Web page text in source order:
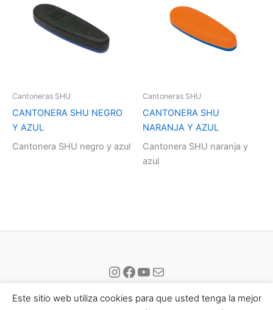
Cantoneras SHU
CANTONERA SHU NEGRO
Y AZUL
Cantonera SHU negro y azul
Cantoneras SHU
CANTONERA SHU
NARANJA Y AZUL
Cantonera SHU naranja y
azul
Instagram
Facebook
YouTube
Correo electrónico
Este sitio web utiliza cookies para que usted tenga la mejor